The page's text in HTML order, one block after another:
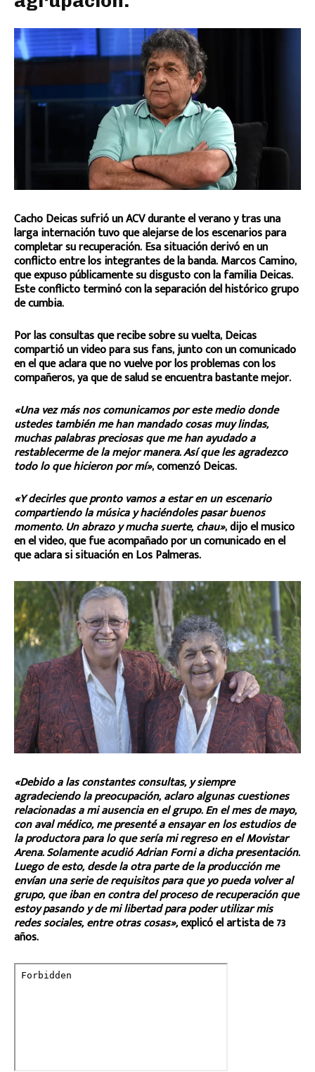
Cacho Deicas sufrió un ACV durante el verano y tras una
larga internación tuvo que alejarse de los escenarios para
completar su recuperación. Esa situación derivó en un
conflicto entre los integrantes de la banda. Marcos Camino,
que expuso públicamente su disgusto con la familia Deicas.
Este conflicto terminó con la separación del histórico grupo
de cumbia.
Por las consultas que recibe sobre su vuelta, Deicas
compartió un video para sus fans, junto con un comunicado
en el que aclara que no vuelve por los problemas con los
compañeros, ya que de salud se encuentra bastante mejor.
«Una vez más nos comunicamos por este medio donde
ustedes también me han mandado cosas muy lindas,
muchas palabras preciosas que me han ayudado a
restablecerme de la mejor manera. Así que les agradezco
todo lo que hicieron por mí», comenzó Deicas.
«Y decirles que pronto vamos a estar en un escenario
compartiendo la música y haciéndoles pasar buenos
momento. Un abrazo y mucha suerte, chau», dijo el musico
en el video, que fue acompañado por un comunicado en el
que aclara si situación en Los Palmeras.
«Debido a las constantes consultas, y siempre
agradeciendo la preocupación, aclaro algunas cuestiones
relacionadas a mi ausencia en el grupo. En el mes de mayo,
con aval médico, me presenté a ensayar en los estudios de
la productora para lo que sería mi regreso en el Movistar
Arena. Solamente acudió Adrian Forni a dicha presentación.
Luego de esto, desde la otra parte de la producción me
envían una serie de requisitos para que yo pueda volver al
grupo, que iban en contra del proceso de recuperación que
estoy pasando y de mi libertad para poder utilizar mis
redes sociales, entre otras cosas»,explicó el artista de 73
años.